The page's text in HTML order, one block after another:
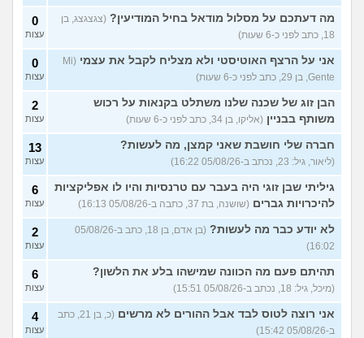
מה דעתכם על מסלול מודאל בחיל המודיעין? (צגצגצג, בן
18, כתב לפני כ-6 שעות)
0
עצות
אני על הרצף האוטיסטי ולא מצליח לקבל את עצמי
(Mi
Gente, בן 29, כתב לפני כ-6 שעות)
0
עצות
הבן זוג של שכנה שלנו משתלט בקנאות על רכוש
משותף בבניין (אליקו, בן 34, כתב לפני כ-6 שעות)
2
עצות
חברה שלי חושבת שאני קמצן, מה לעשות?
(ליאור, גיל: 23, נכתב ב-05/08/26 16:22)
13
עצות
גיליתי שבן זוגי היה בעבר עם טרנסיות והיו לו אפליקציות
להיכרויות גברים (שושנה, בת 37, כתבה ב-05/08/26 16:13)
6
עצות
לא יודע כבר מה לעשות?
(בן אדם, בן 18, כתב ב-05/08/26
16:02)
2
עצות
תהיתם פעם מה הכוונה שמישהו בלע את הלשון?
(מיכל, גיל: 18, נכתב ב-05/08/26 15:51)
6
עצות
אני רוצה לטוס לבד אבל ההורים לא מרשים
(כ, בן 21, כתב
ב-05/08/26 15:42)
4
עצות